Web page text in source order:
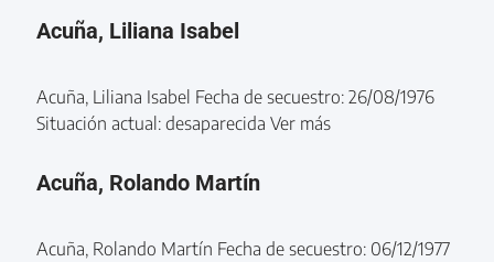
Acuña, Liliana Isabel
Acuña, Liliana Isabel Fecha de secuestro: 26/08/1976
Situación actual: desaparecida Ver más
Acuña, Rolando Martín
Acuña, Rolando Martín Fecha de secuestro: 06/12/1977